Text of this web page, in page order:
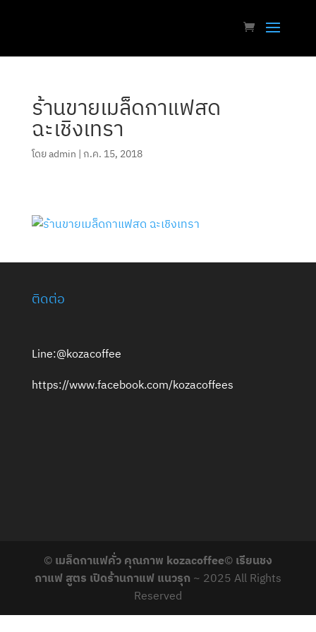
ร้านขายเมล็ดกาแฟสด
ฉะเชิงเทรา
โดยadmin | ก.ค. 15, 2018
ติดต่อ
Line:@kozacoffee
https://www.facebook.com/kozacoffees
© เมล็ดกาแฟคั่ว คุณภาพ kozacoffee© เรียนชง
กาแฟ สูตร เปิดร้านกาแฟ แนวรุก ~ 2025 All Rights
Reserved